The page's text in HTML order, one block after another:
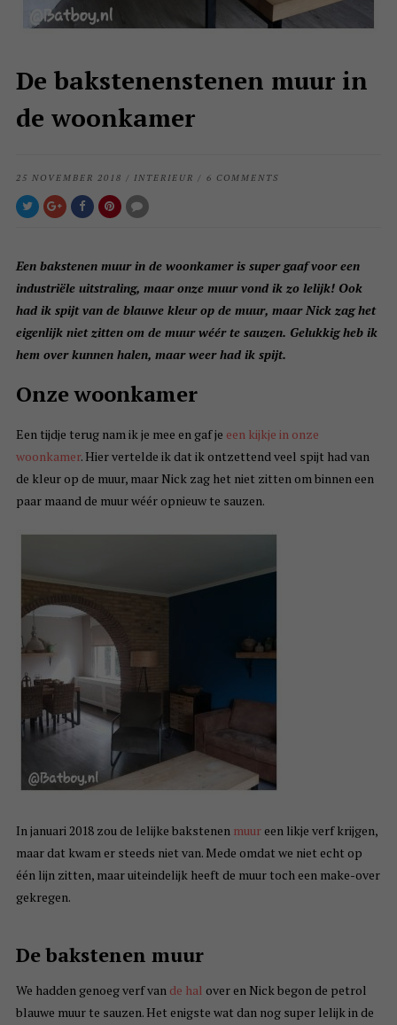
De bakstenenstenen muur in
de woonkamer
25 NOVEMBER 2018 / INTERIEUR / 6 COMMENTS
Een bakstenen muur in de woonkamer is super gaaf voor een
industriële uitstraling, maar onze muur vond ik zo lelijk! Ook
had ik spijt van de blauwe kleur op de muur, maar Nick zag het
eigenlijk niet zitten om de muur wéér te sauzen. Gelukkig heb ik
hem over kunnen halen, maar weer had ik spijt.
Onze woonkamer
Een tijdje terug nam ik je mee en gaf je een kijkje in onze
woonkamer. Hier vertelde ik dat ik ontzettend veel spijt had van
de kleur op de muur, maar Nick zag het niet zitten om binnen een
paar maand de muur wéér opnieuw te sauzen.
In januari 2018 zou de lelijke bakstenen muureen likje verf krijgen,
maar dat kwam er steeds niet van. Mede omdat we niet echt op
één lijn zitten, maar uiteindelijk heeft de muur toch een make-over
gekregen.
De bakstenen muur
We hadden genoeg verf van de hal over en Nick begon de petrol
blauwe muur te sauzen. Het enigste wat dan nog super lelijk in de